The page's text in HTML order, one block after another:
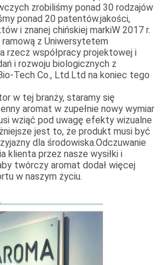
zrobiliśmy ponad 30 rodzajów
ponad 20 patentów.jakości,
i znanej chińskiej markiW 2017 r.
z Uniwersytetem
rzecz współpracy projektowej i
i rozwoju biologicznych z
Tech Co., Ltd.Ltd na koniec tego
w tej branży, staramy się
aromat w zupełnie nowy wymiar
wziąć pod uwagę efekty wizualne
jest to, że produkt musi być
dla środowiska.Odczuwanie
klienta przez nasze wysiłki i
twórczy aromat dodał więcej
w naszym życiu.